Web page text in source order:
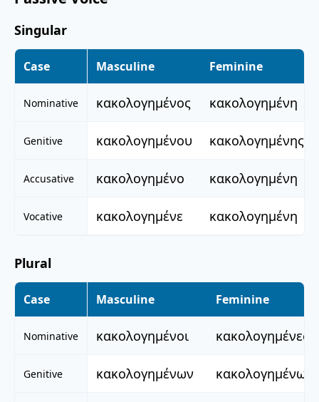
Singular
Case Masculine Feminine
Nominative κακολογημένος κακολογημένη
Genitive κακολογημένου κακολογημένης
Accusative κακολογημένο κακολογημένη
Vocative κακολογημένε κακολογημένη
Plural
Case Masculine Feminine
Nominative κακολογημένοι κακολογημένες
Genitive κακολογημένων κακολογημένων